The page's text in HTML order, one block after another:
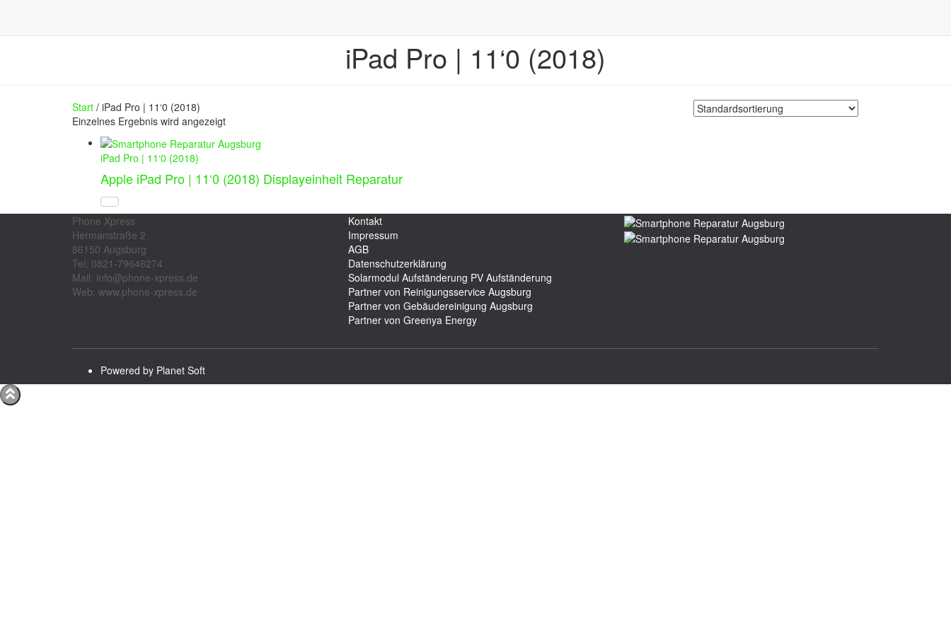
iPad Pro | 11‘0 (2018)
Start / iPad Pro | 11‘0 (2018)
Einzelnes Ergebnis wird angezeigt
iPad Pro | 11‘0 (2018)
Apple iPad Pro | 11‘0 (2018) Displayeinheit Reparatur
Phone Xpress
Hermanstraße 2
86150 Augsburg
Tel: 0821-79646274
Mail: info@phone-xpress.de
Web: www.phone-xpress.de
Kontakt
Impressum
AGB
Datenschutzerklärung
Solarmodul Aufständerung PV Aufständerung
Partner von Reinigungsservice Augsburg
Partner von Gebäudereinigung Augsburg
Partner von Greenya Energy
Powered by Planet Soft